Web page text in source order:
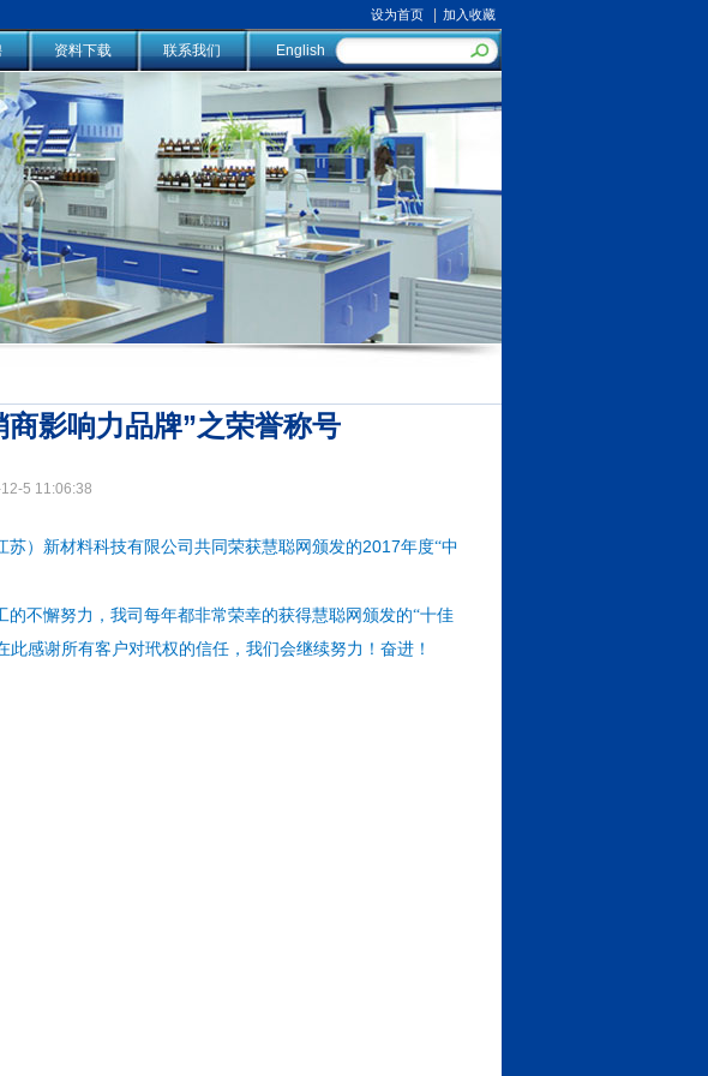
设为首页 加入收藏
资料下载 联系我们 English
影响力品牌”之荣誉称号
5 11:06:38
）新材料科技有限公司共同荣获慧聪网颁发的2017年度“中
不懈努力，我司每年都非常荣幸的获得慧聪网颁发的“十佳
感谢所有客户对玳权的信任，我们会继续努力！奋进！